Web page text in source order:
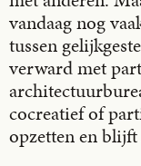
vandaag nog
tussen
verward met
cocreatief of
opzetten en